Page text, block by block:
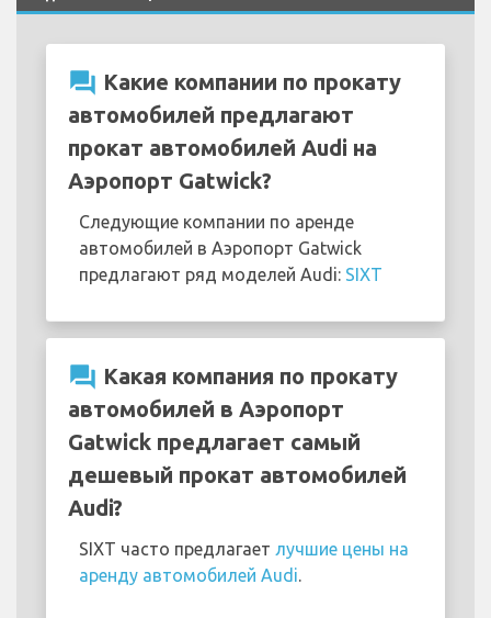
question_answer Какие компании по прокату
автомобилей предлагают
прокат автомобилей Audi на
Аэропорт Gatwick?
Следующие компании по аренде
автомобилей в Аэропорт Gatwick
предлагают ряд моделей Audi: SIXT
question_answer Какая компания по прокату
автомобилей в Аэропорт
Gatwick предлагает самый
дешевый прокат автомобилей
Audi?
SIXT часто предлагает лучшие цены на
аренду автомобилей Audi